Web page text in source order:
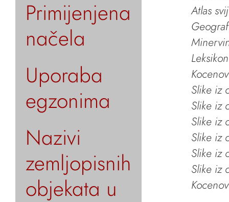
Primijenjena
načela
Uporaba
egzonima
Nazivi
zemljopisnih
objekata u
Atlas
Slike iz
Slike iz
Slike iz
Slike iz
Slike iz
Slike iz